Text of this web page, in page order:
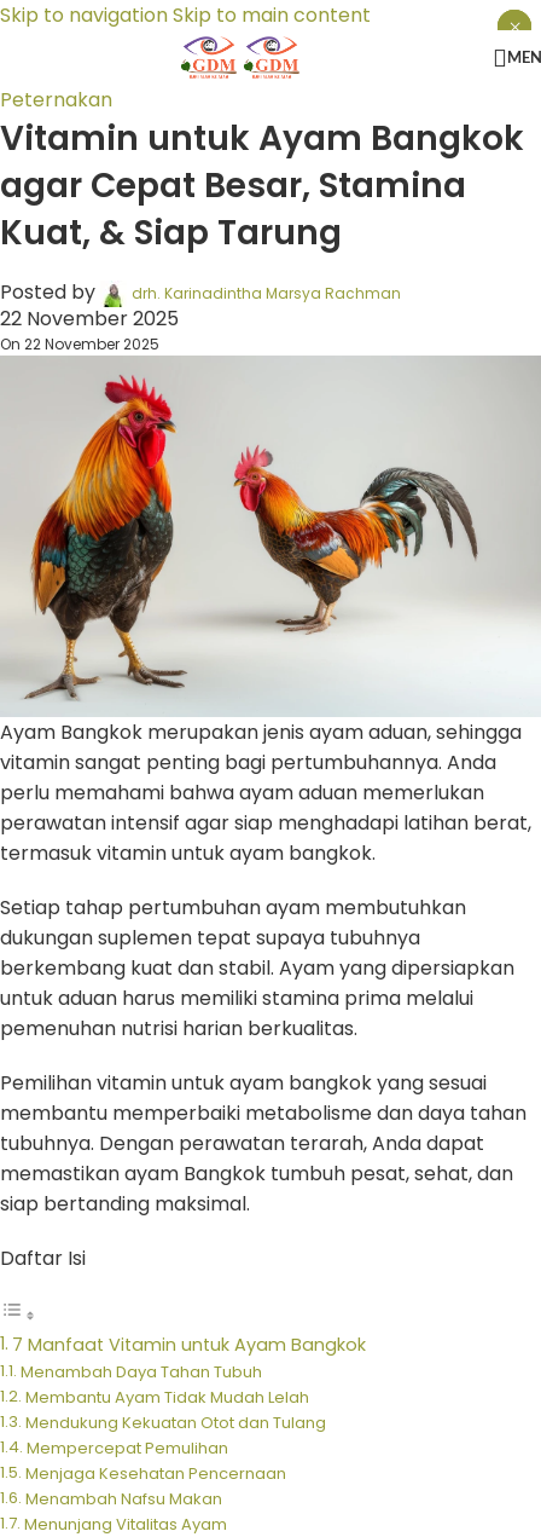
Skip to navigationSkip to main content
Peternakan
Vitamin untuk Ayam Bangkok
agar Cepat Besar, Stamina
Kuat, & Siap Tarung
Posted by drh. Karinadintha Marsya Rachman
22 November 2025
On 22 November 2025
Ayam Bangkok merupakan jenis ayam aduan, sehingga
vitamin sangat penting bagi pertumbuhannya. Anda
perlu memahami bahwa ayam aduan memerlukan
perawatan intensif agar siap menghadapi latihan berat,
termasuk vitamin untuk ayam bangkok.
Setiap tahap pertumbuhan ayam membutuhkan
dukungan suplemen tepat supaya tubuhnya
berkembang kuat dan stabil. Ayam yang dipersiapkan
untuk aduan harus memiliki stamina prima melalui
pemenuhan nutrisi harian berkualitas.
Pemilihan vitamin untuk ayam bangkok yang sesuai
membantu memperbaiki metabolisme dan daya tahan
tubuhnya. Dengan perawatan terarah, Anda dapat
memastikan ayam Bangkok tumbuh pesat, sehat, dan
siap bertanding maksimal.
Daftar Isi
7 Manfaat Vitamin untuk Ayam Bangkok
Menambah Daya Tahan Tubuh
Membantu Ayam Tidak Mudah Lelah
Mendukung Kekuatan Otot dan Tulang
Mempercepat Pemulihan
Menjaga Kesehatan Pencernaan
Menambah Nafsu Makan
Menunjang Vitalitas Ayam
×
×
×